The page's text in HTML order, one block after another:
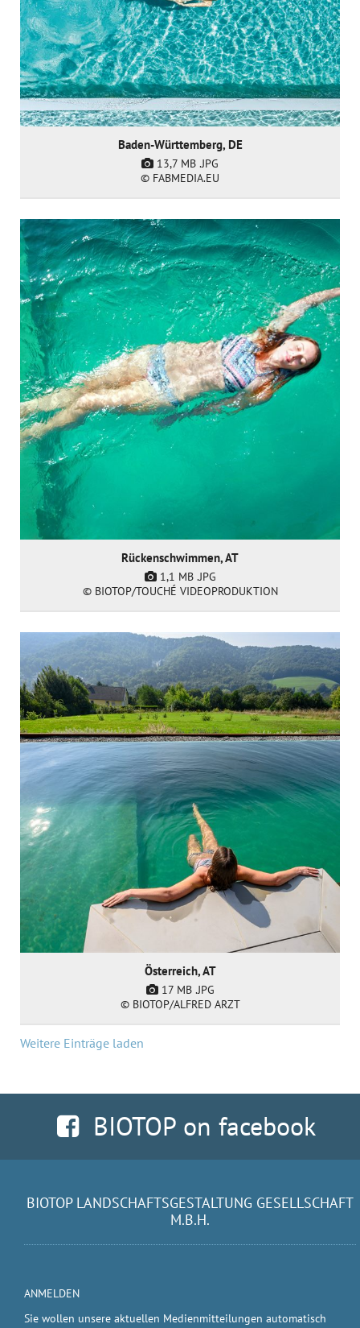
Baden-Württemberg, DE
13,7 MB .JPG
© FABMEDIA.EU
Rückenschwimmen, AT
1,1 MB .JPG
© BIOTOP/TOUCHÉ VIDEOPRODUKTION
Österreich, AT
17 MB .JPG
© BIOTOP/ALFRED ARZT
Weitere Einträge laden
BIOTOP on facebook
BIOTOP LANDSCHAFTSGESTALTUNG GESELLSCHAFT
M.B.H.
ANMELDEN
Sie wollen unsere aktuellen Medienmitteilungen automatisch